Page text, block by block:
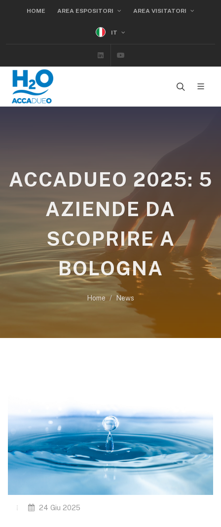
HOME AREA ESPOSITORI AREA VISITATORI
IT
Linkedin
ACCADUEO 2025: 5
AZIENDE DA
SCOPRIRE A
BOLOGNA
Home News
24 Giu 2025